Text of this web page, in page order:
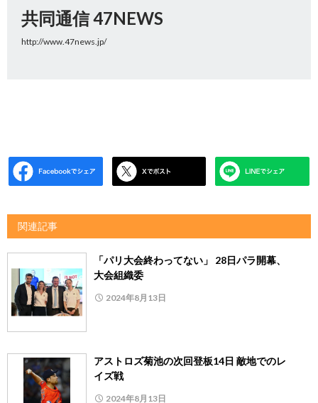
共同通信 47NEWS
http://www.47news.jp/
関連記事
「パリ大会終わってない」 28日パラ開幕、
大会組織委
2024年8月13日
アストロズ菊池の次回登板14日 敵地でのレ
イズ戦
2024年8月13日